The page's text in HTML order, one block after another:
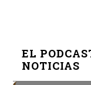
EL
NOTICIAS